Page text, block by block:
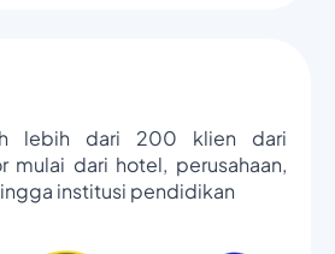
lebih dari 200 klien dari
mulai dari hotel, perusahaan,
institusi pendidikan